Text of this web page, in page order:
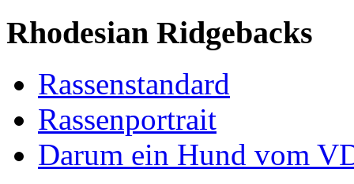
Rhodesian Ridgebacks
Rassenstandard
Rassenportrait
Darum ein Hund vom